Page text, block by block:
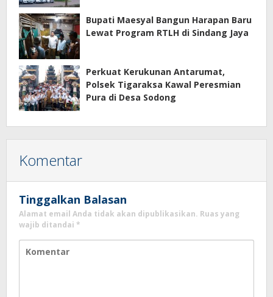
Bupati Maesyal Bangun Harapan Baru
Lewat Program RTLH di Sindang Jaya
Perkuat Kerukunan Antarumat,
Polsek Tigaraksa Kawal Peresmian
Pura di Desa Sodong
Komentar
Tinggalkan Balasan
Alamat email Anda tidak akan dipublikasikan. Ruas yang
wajib ditandai *